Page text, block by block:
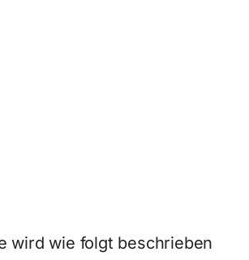
wird wie folgt beschrieben